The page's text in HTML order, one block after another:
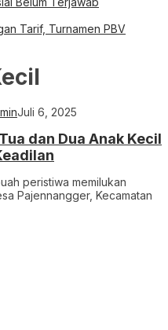
Tarif, Turnamen PBV
Juli 6, 2025
dan Dua Anak Kecil
peristiwa memilukan
Pajennangger, Kecamatan